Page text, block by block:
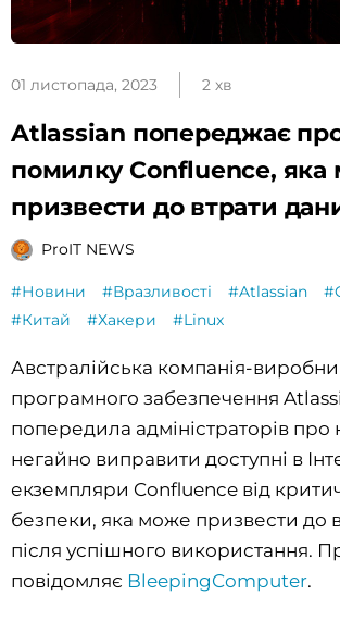
01 листопада, 2023 2 хв
Atlassian попереджає
помилку Confluence,
призвести до втрати
ProIT NEWS
#Новини #Вразливості #Atlassian
#Китай
#Хакери #Linux
Австралійська компанія-
програмного забезпечення
попередила адміністраторів про
негайно виправити доступні в
екземпляри Confluence від
безпеки, яка може призвести до
після успішного використання.
повідомляє BleepingComputer.